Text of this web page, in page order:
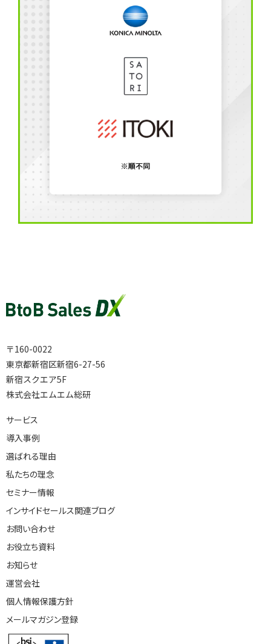
〒160-0022
東京都新宿区新宿6-27-56
新宿スクエア5F
株式会社エムエム総研
サービス
導入事例
選ばれる理由
私たちの理念
セミナー情報
インサイドセールス関連ブログ
お問い合わせ
お役立ち資料
お知らせ
運営会社
個人情報保護方針
メールマガジン登録